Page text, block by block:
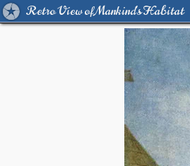
Retro View of Mankind's Habitat